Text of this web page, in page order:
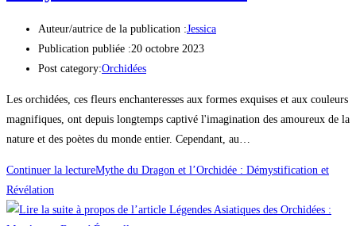
Auteur/autrice de la publication :Jessica
Publication publiée :20 octobre 2023
Post category:Orchidées
Les orchidées, ces fleurs enchanteresses aux formes exquises et aux couleurs
magnifiques, ont depuis longtemps captivé l'imagination des amoureux de la
nature et des poètes du monde entier. Cependant, au…
Continuer la lectureMythe du Dragon et l’Orchidée : Démystification et
Révélation